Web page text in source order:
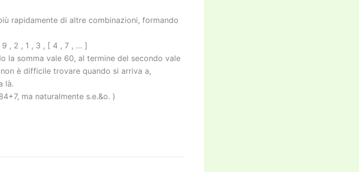
rapidamente di altre combinazioni, formando
, 2 , 1 , 3 , [ 4 , 7 , … ]
la somma vale 60, al termine del secondo vale
è difficile trovare quando si arriva a,
là.
ma naturalmente s.e.&o. )